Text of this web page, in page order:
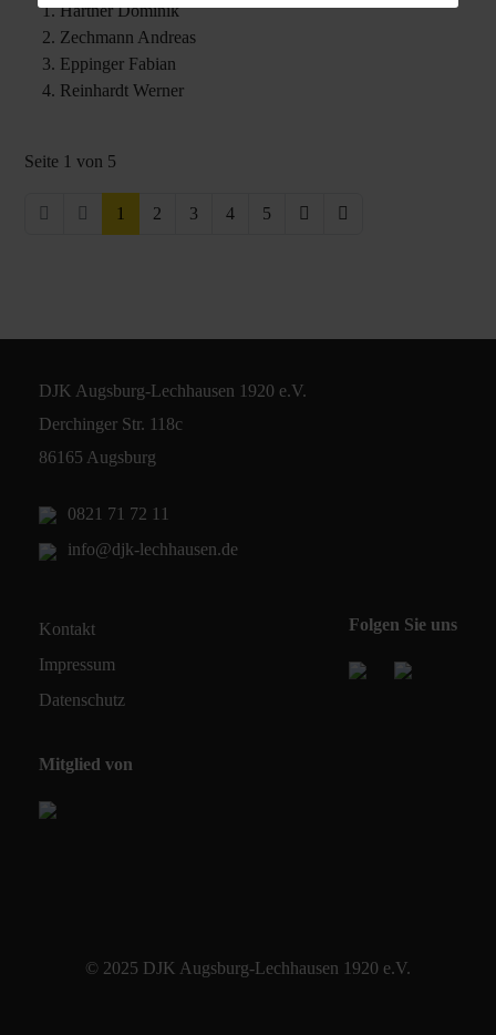
Hartner Dominik
Zechmann Andreas
Eppinger Fabian
Reinhardt Werner
Seite 1 von 5
1 2 3 4 5
DJK Augsburg-Lechhausen 1920 e.V.
Derchinger Str. 118c
86165 Augsburg
0821 71 72 11
info@djk-lechhausen.de
Kontakt
Impressum
Datenschutz
Folgen Sie uns
Mitglied von
© 2025 DJK Augsburg-Lechhausen 1920 e.V.